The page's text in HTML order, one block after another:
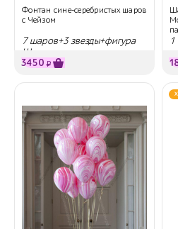
Фонтан сине-серебристых шаров
с Чейзом
7 шаров+3 звезды+фигура
Щенячьего патруля
3450 ₽